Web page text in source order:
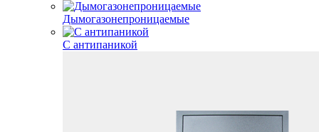
Дымогазонепроницаемые
С антипаникой